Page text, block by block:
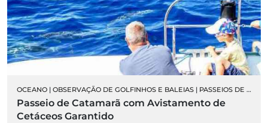
OCEANO | OBSERVAÇÃO DE GOLFINHOS E BALEIAS | PASSEIOS DE BARCO
Passeio de Catamarã com Avistamento de
Cetáceos Garantido